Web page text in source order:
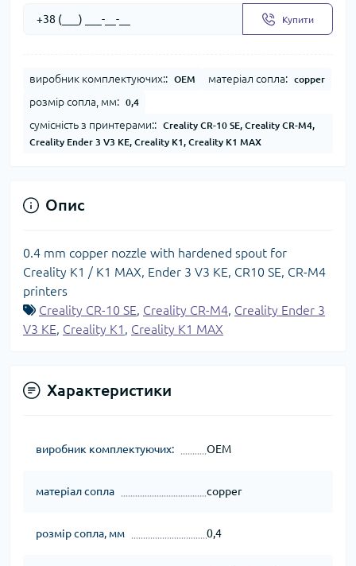
Купити
виробник комплектуючих:: OEM матеріал сопла: copper
розмір сопла, мм: 0,4
сумісність з принтерами::
Creality CR-10 SE, Creality CR-M4,
Creality Ender 3 V3 KE, Creality K1, Creality K1 MAX
Опис
0.4 mm copper nozzle with hardened spout for
Creality K1 / K1 MAX, Ender 3 V3 KE, CR10 SE, CR-M4
printers
Creality CR-10 SE, Creality CR-M4, Creality Ender 3
V3 KE, Creality K1 , Creality K1 MAX
Характеристики
виробник комплектуючих: OEM
матеріал сопла copper
розмір сопла, мм 0,4